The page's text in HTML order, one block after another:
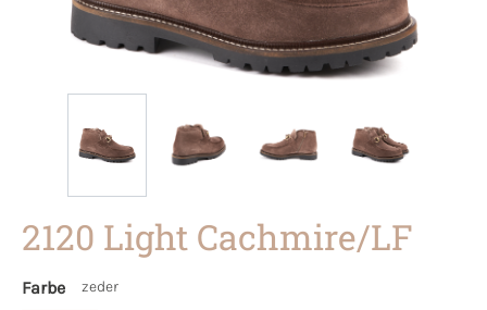
2120 Light Cachmire/LF
Farbe zeder